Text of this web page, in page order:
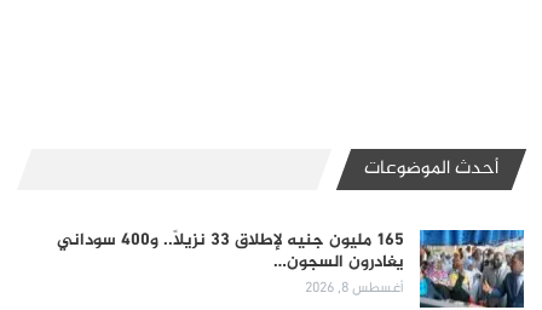
أحدث الموضوعات
165 مليون جنيه لإطلاق 33 نزيلاً.. و400 سوداني
يغادرون السجون…
أغسطس 8, 2026